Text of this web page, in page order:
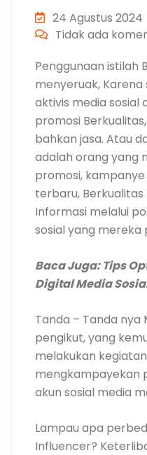
24 Agustus 2024
Tidak ada
Penggunaan istilah
menyeruak,
aktivis media
promosi
bahkan jasa. Atau
adalah orang yang
promosi,
terbaru,
Informasi melalui
sosial yang mereka
Baca Juga:Tips
Digital Media
Tanda – Tanda
pengikut, yang
melakukan
mengkampayekan
akun sosial media
Lampau apa
Influencer?